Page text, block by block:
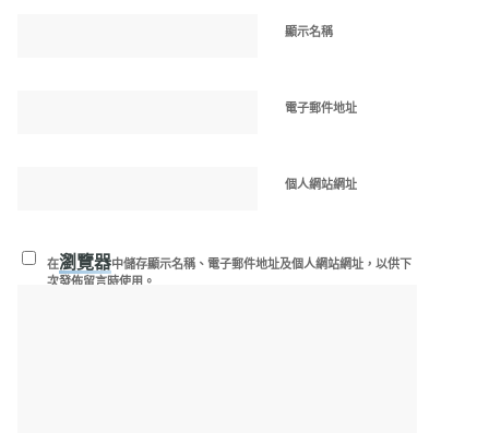
顯示名稱
電子郵件地址
個人網站網址
在瀏覽器中儲存顯示名稱、電子郵件地址及個人網站網址，以供下
次發佈留言時使用。